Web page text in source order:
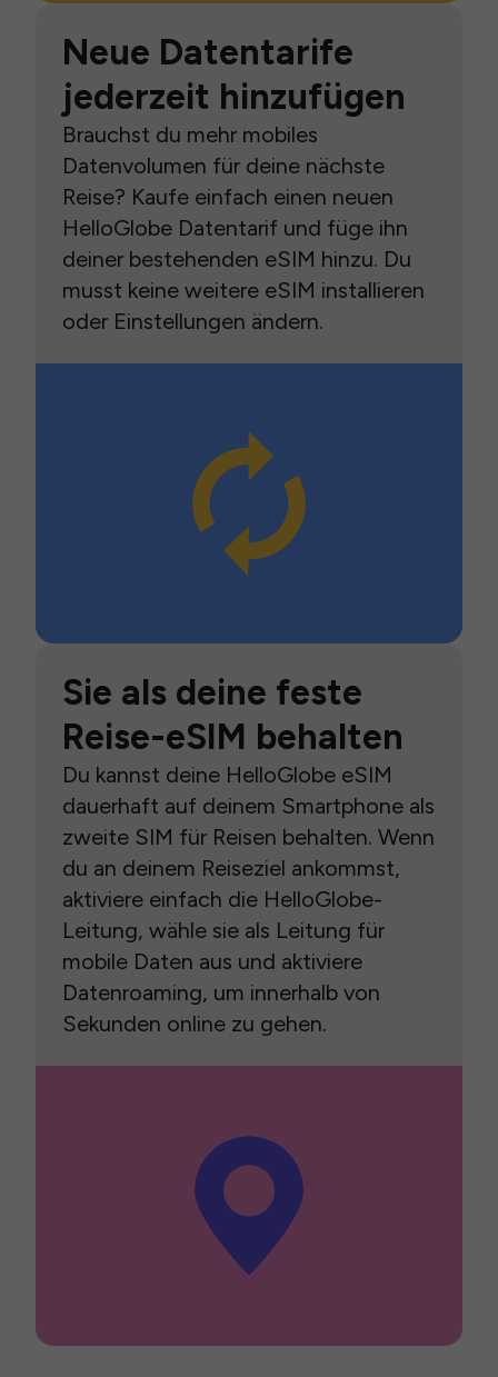
Neue Datentarife
jederzeit hinzufügen
Brauchst du mehr mobiles
Datenvolumen für deine nächste
Reise? Kaufe einfach einen neuen
HelloGlobe Datentarif und füge ihn
deiner bestehenden eSIM hinzu. Du
musst keine weitere eSIM installieren
oder Einstellungen ändern.
Sie als deine feste
Reise-eSIM behalten
Du kannst deine HelloGlobe eSIM
dauerhaft auf deinem Smartphone als
zweite SIM für Reisen behalten. Wenn
du an deinem Reiseziel ankommst,
aktiviere einfach die HelloGlobe-
Leitung, wähle sie als Leitung für
mobile Daten aus und aktiviere
Datenroaming, um innerhalb von
Sekunden online zu gehen.